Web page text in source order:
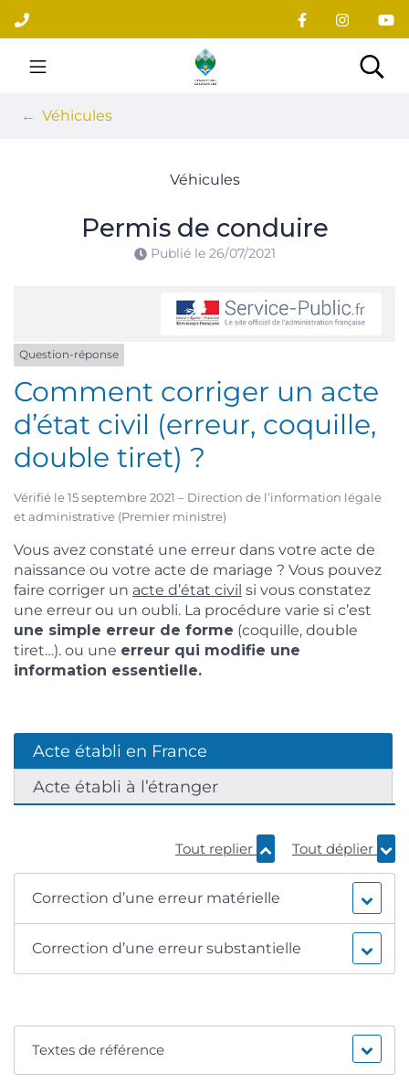
Aller
au
contenu
Site officiel du village
Véhicules
Véhicules
Permis de conduire
Publié le 26/07/2021
Question-réponse
Comment corriger un acte
d’état civil (erreur, coquille,
double tiret) ?
Vérifié le 15 septembre 2021 – Direction de l’information légale
et administrative (Premier ministre)
Vous avez constaté une erreur dans votre acte de
naissance ou votre acte de mariage ? Vous pouvez
faire corriger un acte d’état civil si vous constatez
une erreur ou un oubli. La procédure varie si c’est
une simple erreur de forme (coquille, double
tiret…). ou une erreur qui modifie une
information essentielle.
Acte établi en France
Acte établi à l’étranger
Tout replier Tout déplier
Correction d’une erreur matérielle
Correction d’une erreur substantielle
Textes de référence